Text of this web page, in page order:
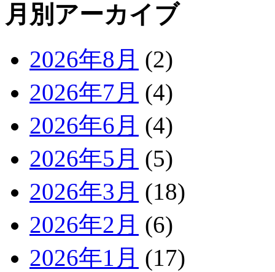
月別アーカイブ
2026年8月 (2)
2026年7月 (4)
2026年6月 (4)
2026年5月 (5)
2026年3月 (18)
2026年2月 (6)
2026年1月 (17)